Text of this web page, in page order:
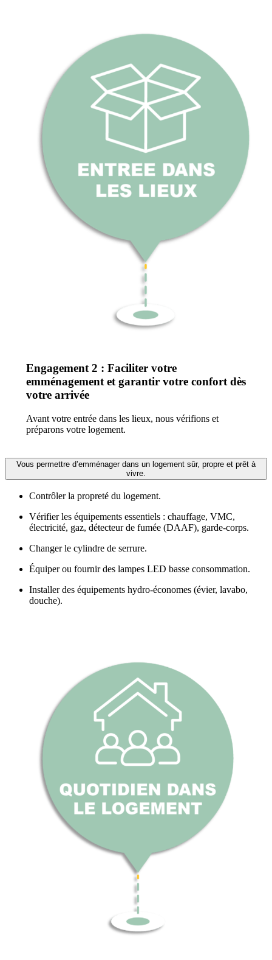
Engagement 2 : Faciliter votre
emménagement et garantir votre confort dès
votre arrivée
Avant votre entrée dans les lieux, nous vérifions et
préparons votre logement.
Vous permettre d’emménager dans un logement sûr, propre et prêt à
vivre.
Contrôler la propreté du logement.
Vérifier les équipements essentiels : chauffage, VMC,
électricité, gaz, détecteur de fumée (DAAF), garde-corps.
Changer le cylindre de serrure.
Équiper ou fournir des lampes LED basse consommation.
Installer des équipements hydro-économes (évier, lavabo,
douche).